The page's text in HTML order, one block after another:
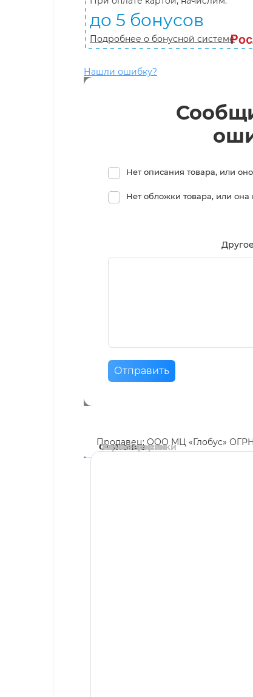
до 5 бонусов
Подробнее о бонусной системе
Нашли ошибку?
Нет описания товара, или
Нет обложки товара, или она
Отправить
Продавец: ООО МЦ «Глобус»
Описание
Характеристики
Комментарии